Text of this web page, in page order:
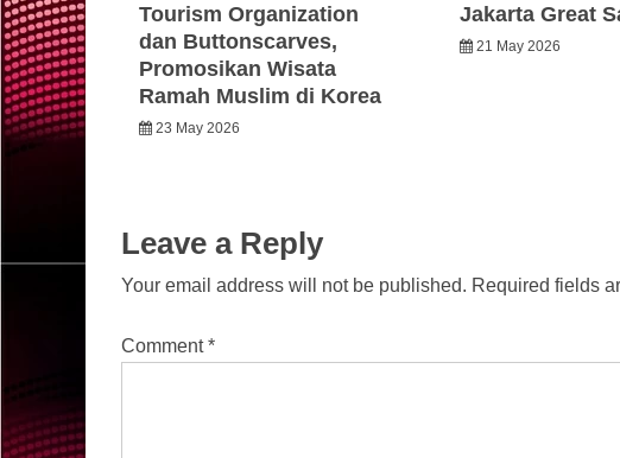
Tourism Organization
dan Buttonscarves,
Promosikan Wisata
Ramah Muslim di Korea
23 May 2026
Jakarta Great
21 May 2026
Leave a Reply
Your email address will not be published. Required fields
Comment*